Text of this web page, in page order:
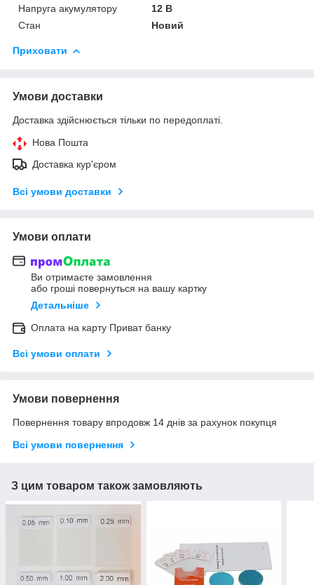
Напруга акумулятору
12 В
Стан
Новий
Приховати
Умови доставки
Доставка здійснюється тільки по передоплаті.
Нова Пошта
Доставка кур'єром
Всі умови доставки
Умови оплати
Ви отримаєте замовлення
або гроші повернуться на вашу картку
Детальніше
Оплата на карту Приват банку
Всі умови оплати
Умови повернення
Повернення товару впродовж 14 днів за рахунок покупця
Всі умови повернення
З цим товаром також замовляють